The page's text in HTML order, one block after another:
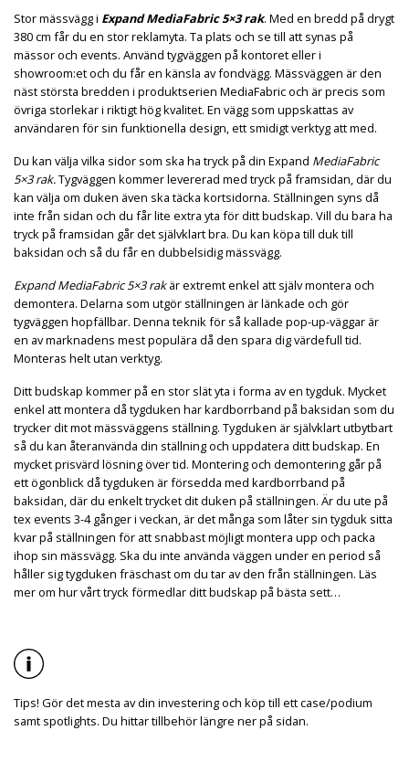
Stor mässvägg i Expand MediaFabric 5×3 rak. Med en bredd på drygt
380 cm får du en stor reklamyta. Ta plats och se till att synas på
mässor och events. Använd tygväggen på kontoret eller i
showroom:et och du får en känsla av fondvägg. Mässväggen är den
näst största bredden i produktserien MediaFabric och är precis som
övriga storlekar i riktigt hög kvalitet. En vägg som uppskattas av
användaren för sin funktionella design, ett smidigt verktyg att med.
Du kan välja vilka sidor som ska ha tryck på din Expand MediaFabric
5×3 rak.Tygväggen kommer levererad med tryck på framsidan, där du
kan välja om duken även ska täcka kortsidorna. Ställningen syns då
inte från sidan och du får lite extra yta för ditt budskap. Vill du bara ha
tryck på framsidan går det självklart bra. Du kan köpa till duk till
baksidan och så du får en dubbelsidig mässvägg.
Expand MediaFabric 5×3 rakär extremt enkel att själv montera och
demontera. Delarna som utgör ställningen är länkade och gör
tygväggen hopfällbar. Denna teknik för så kallade pop-up-väggar är
en av marknadens mest populära då den spara dig värdefull tid.
Monteras helt utan verktyg.
Ditt budskap kommer på en stor slät yta i forma av en tygduk. Mycket
enkel att montera då tygduken har kardborrband på baksidan som du
trycker dit mot mässväggens ställning. Tygduken är självklart utbytbart
så du kan återanvända din ställning och uppdatera ditt budskap. En
mycket prisvärd lösning över tid. Montering och demontering går på
ett ögonblick då tygduken är försedda med kardborrband på
baksidan, där du enkelt trycket dit duken på ställningen. Är du ute på
tex events 3-4 gånger i veckan, är det många som låter sin tygduk sitta
kvar på ställningen för att snabbast möjligt montera upp och packa
ihop sin mässvägg. Ska du inte använda väggen under en period så
håller sig tygduken fräschast om du tar av den från ställningen. Läs
mer om hur vårt tryck förmedlar ditt budskap på bästa sett…
Tips! Gör det mesta av din investering och köp till ett case/podium
samt spotlights. Du hittar tillbehör längre ner på sidan.